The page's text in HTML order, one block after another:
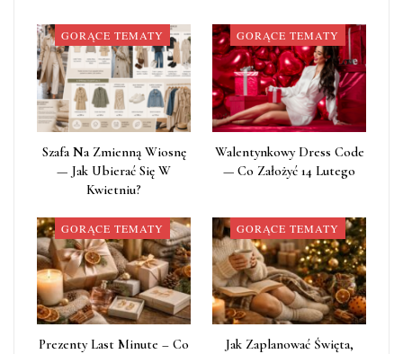
GORĄCE TEMATY
Szafa Na Zmienną Wiosnę
— Jak Ubierać Się W
Kwietniu?
GORĄCE TEMATY
Walentynkowy Dress Code
— Co Założyć 14 Lutego
GORĄCE TEMATY
Prezenty Last Minute – Co
GORĄCE TEMATY
Jak Zaplanować Święta,